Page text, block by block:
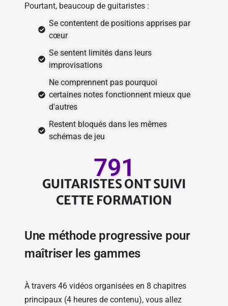
Pourtant, beaucoup de guitaristes :
Se contentent de positions apprises par
cœur
Se sentent limités dans leurs
improvisations
Ne comprennent pas pourquoi
certaines notes fonctionnent mieux que
d'autres
Restent bloqués dans les mêmes
schémas de jeu
GUITARISTES ONT SUIVI
CETTE FORMATION
791
Une méthode progressive pour
maîtriser les gammes
À travers 46 vidéos organisées en 8 chapitres
principaux (4 heures de contenu), vous allez